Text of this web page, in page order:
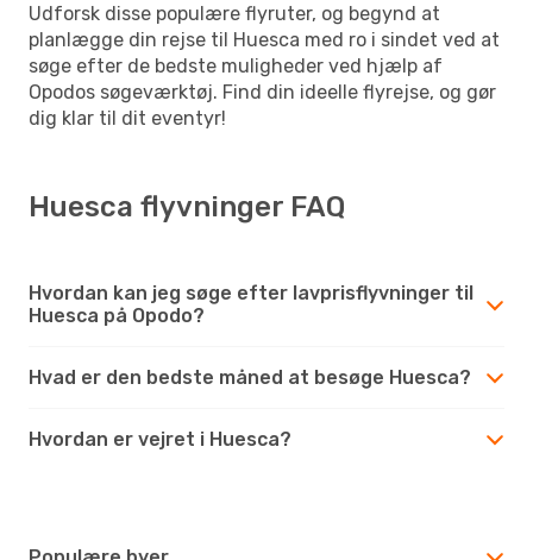
Udforsk disse populære flyruter, og begynd at
planlægge din rejse til Huesca med ro i sindet ved at
søge efter de bedste muligheder ved hjælp af
Opodos søgeværktøj. Find din ideelle flyrejse, og gør
dig klar til dit eventyr!
Huesca flyvninger FAQ
Hvordan kan jeg søge efter lavprisflyvninger til
Huesca på Opodo?
Hvad er den bedste måned at besøge Huesca?
Hvordan er vejret i Huesca?